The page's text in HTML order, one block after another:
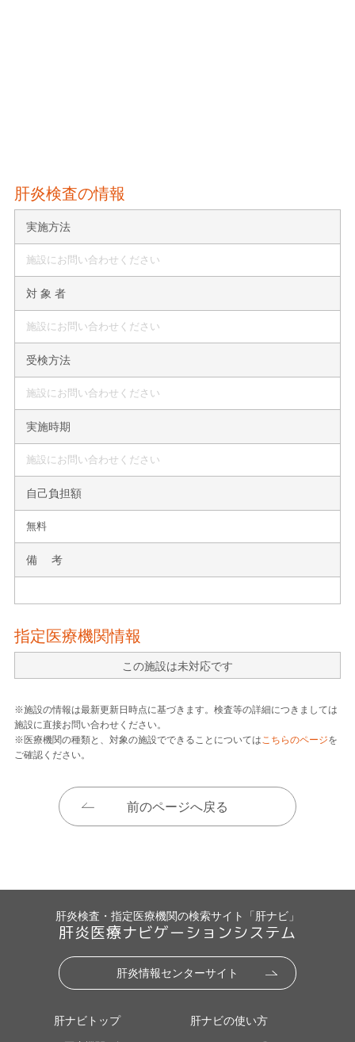
肝炎検査の情報
実施方法
施設にお問い合わせください
対 象 者
施設にお問い合わせください
受検方法
施設にお問い合わせください
実施時期
施設にお問い合わせください
自己負担額
無料
備 考
指定医療機関情報
この施設は未対応です
※施設の情報は最新更新日時点に基づきます。検査等の詳細につきましては
施設に直接お問い合わせください。
※医療機関の種類と、対象の施設でできることについてはこちらのページを
ご確認ください。
前のページへ戻る
肝炎検査・指定医療機関の検索サイト「肝ナビ」
肝炎医療ナビゲーションシステム
肝炎情報センターサイト
肝ナビトップ 肝ナビの使い方